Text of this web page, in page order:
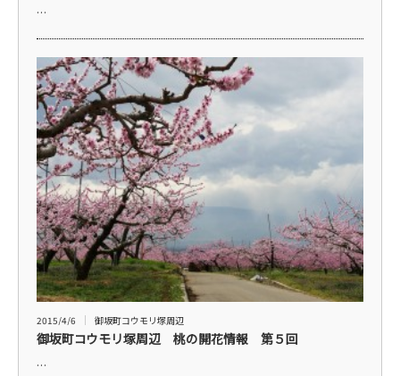
…
2015/4/6 御坂町コウモリ塚周辺
御坂町コウモリ塚周辺 桃の開花情報 第５回
…